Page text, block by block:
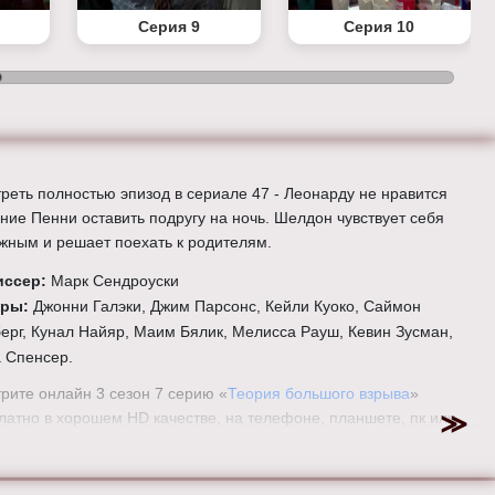
Серия 9 Серия 10
полностью эпизод в сериале 47 - Леонарду не нравится
Пенни оставить подругу на ночь. Шелдон чувствует себя
и решает поехать к родителям.
Марк Сендроуски
Джонни Галэки, Джим Парсонс, Кейли Куоко, Саймон
Кунал Найяр, Маим Бялик, Мелисса Рауш, Кевин Зусман,
Спенсер.
онлайн 3 сезон 7 серию «Теория большого взрыва»
в хорошем HD качестве, на телефоне, планшете, пк или